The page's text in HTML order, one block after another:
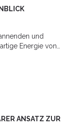
und
Energie von
zu
interessant ist die
auf Geist und
nur Stress abbauen,
Diese
zu Gesundheit
ANSATZ ZUR